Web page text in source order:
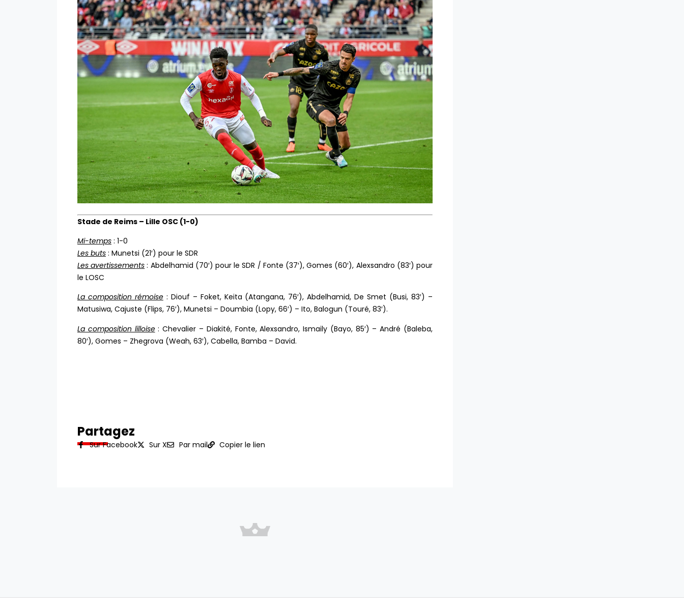
Stade de Reims – Lille OSC (1-0)
Mi-temps : 1-0
Les buts : Munetsi (21′) pour le SDR
Les avertissements : Abdelhamid (70′) pour le SDR / Fonte (37′), Gomes (60′), Alexsandro (83′) pour
le LOSC
La composition rémoise: Diouf – Foket, Keita (Atangana, 76′), Abdelhamid, De Smet (Busi, 83′) –
Matusiwa, Cajuste (Flips, 76′), Munetsi – Doumbia (Lopy, 66′) – Ito, Balogun (Touré, 83′).
La composition lilloise: Chevalier – Diakité, Fonte, Alexsandro, Ismaily (Bayo, 85′) – André (Baleba,
80′), Gomes – Zhegrova (Weah, 63′), Cabella, Bamba – David.
Partagez
Sur Facebook Sur X Par mail Copier le lien